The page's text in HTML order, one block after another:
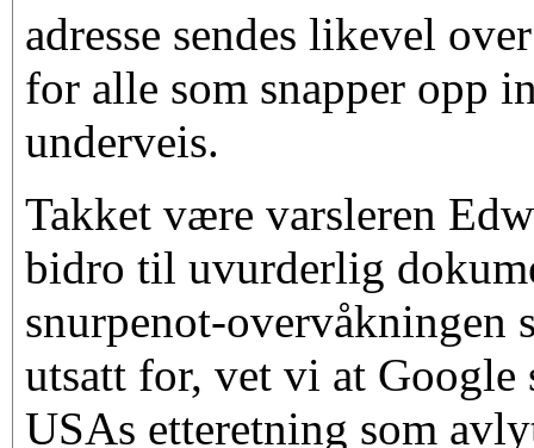
adresse sendes likevel
for alle som snapper opp
underveis.
Takket være varsleren
bidro til uvurderlig
snurpenot-overvåkningen
utsatt for, vet vi at Google
USAs etteretning som